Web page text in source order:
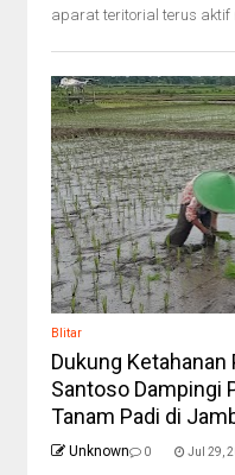
aparat teritorial terus aktif
Blitar
Dukung Ketahanan
Santoso Dampingi
Tanam Padi di
Unknown 0 Jul 29,